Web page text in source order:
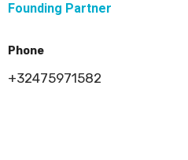
Founding Partner
Phone
+32475971582